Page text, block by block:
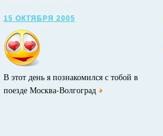
15 ОКТЯБРЯ 2005
В этот день я познакомился с тобой в
поезде Москва-Волгоград